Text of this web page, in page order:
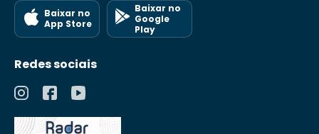
Baixar no
App Store
Baixar no
Google
Play
Redes sociais